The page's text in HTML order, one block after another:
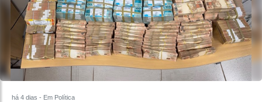
há 4 dias - Em Política